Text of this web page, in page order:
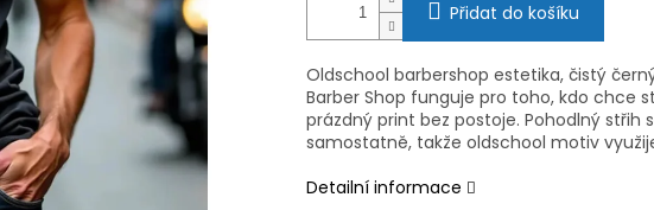
Přidat do košíku
Oldschool barbershop estetika, čistý
Barber Shop funguje pro toho, kdo chce
prázdný print bez postoje. Pohodlný střih
samostatně, takže oldschool motiv
Detailní informace